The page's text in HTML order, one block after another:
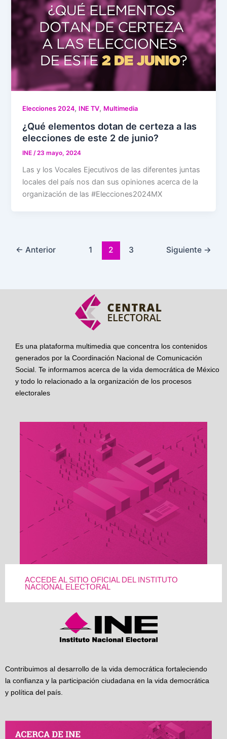
Elecciones 2024, INE TV, Multimedia
¿Qué elementos dotan de certeza a las
elecciones de este 2 de junio?
INE/23 mayo, 2024
Las y los Vocales Ejecutivos de las diferentes juntas
locales del país nos dan sus opiniones acerca de la
organización de las #Elecciones2024MX
← Anterior 1 2 3 Siguiente →
Es una plataforma multimedia que concentra los contenidos
generados por la Coordinación Nacional de Comunicación
Social. Te informamos acerca de la vida democrática de México
y todo lo relacionado a la organización de los procesos
electorales
ACCEDE AL SITIO OFICIAL DEL INSTITUTO
NACIONAL ELECTORAL
Contribuimos al desarrollo de la vida democrática fortaleciendo
la confianza y la participación ciudadana en la vida democrática
y política del país.